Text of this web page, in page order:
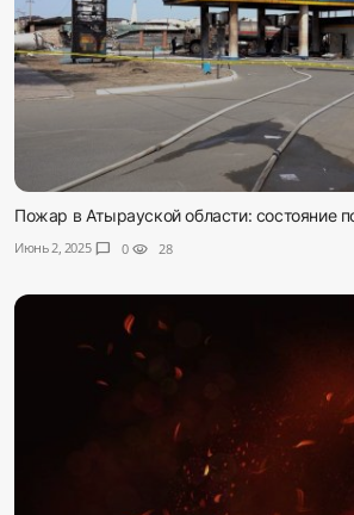
Пожар в Атырауской области: состояние
Июнь 2, 2025 chat_bubble 0 visibility 28